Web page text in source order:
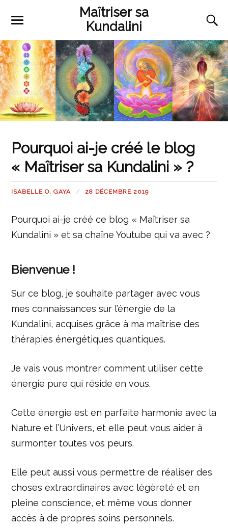
Maîtriser sa
Kundalini
Pourquoi ai-je créé le blog
« Maîtriser sa Kundalini » ?
ISABELLE O. GAYA 28 DÉCEMBRE 2019
Pourquoi ai-je créé ce blog « Maîtriser sa
Kundalini » et sa chaîne Youtube qui va avec ?
Bienvenue !
Sur ce blog, je souhaite partager avec vous
mes connaissances sur l’énergie de la
Kundalini, acquises grâce à ma maîtrise des
thérapies énergétiques quantiques.
Je vais vous montrer comment utiliser cette
énergie pure qui réside en vous.
Cette énergie est en parfaite harmonie avec la
Nature et l’Univers, et elle peut vous aider à
surmonter toutes vos peurs.
Elle peut aussi vous permettre de réaliser des
choses extraordinaires avec légèreté et en
pleine conscience, et même vous donner
accès à de propres soins personnels.